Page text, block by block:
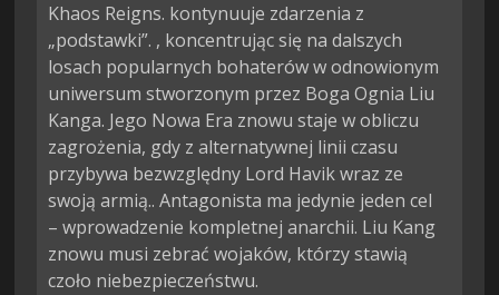
Khaos Reigns. kontynuuje zdarzenia z
„podstawki”. , koncentrując się na dalszych
losach popularnych bohaterów w odnowionym
uniwersum stworzonym przez Boga Ognia Liu
Kanga. Jego Nowa Era znowu staje w obliczu
zagrożenia, gdy z alternatywnej linii czasu
przybywa bezwzględny Lord Havik wraz ze
swoją armią.. Antagonista ma jedynie jeden cel
– wprowadzenie kompletnej anarchii. Liu Kang
znowu musi zebrać wojaków, którzy stawią
czoło niebezpieczeństwu.